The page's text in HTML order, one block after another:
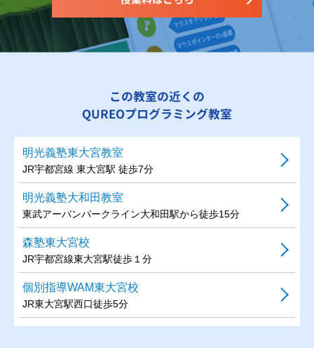
この教室の近くの
QUREOプログラミング教室
明光義塾東大宮教室
JR宇都宮線 東大宮駅 徒歩7分
明光義塾大和田教室
東武アーバンパークライン大和田駅から徒歩15分
森塾東大宮校
JR宇都宮線東大宮駅徒歩１分
個別指導WAM東大宮校
JR東大宮駅西口徒歩5分